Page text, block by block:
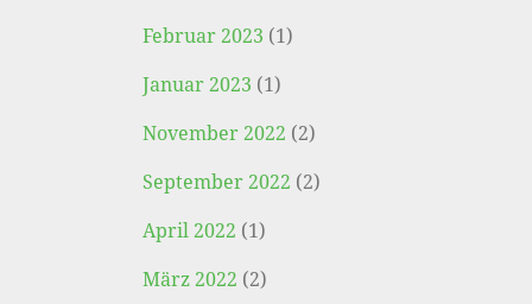
Februar 2023 (1)
Januar 2023 (1)
November 2022 (2)
September 2022 (2)
April 2022 (1)
März 2022 (2)